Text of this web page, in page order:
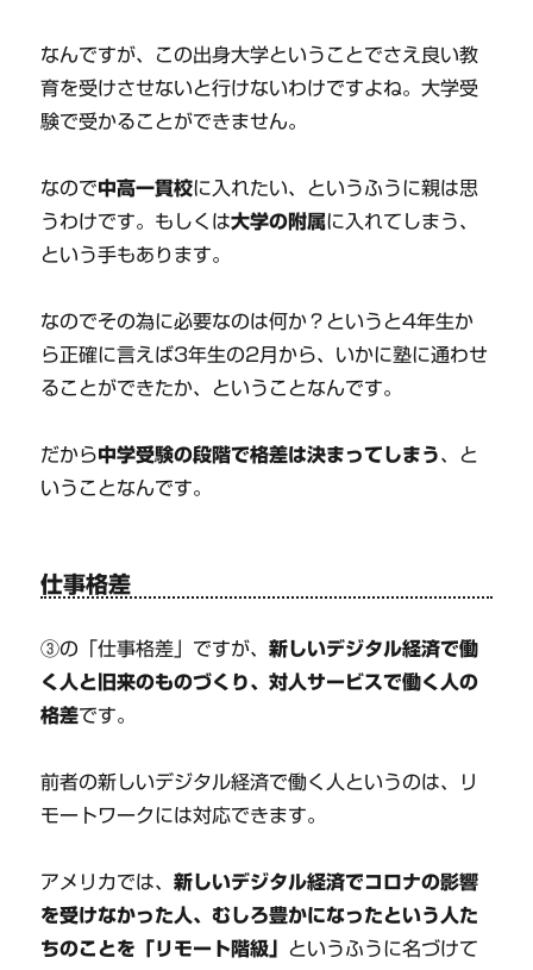
なんですが、この出身大学ということでさえ良い教
育を受けさせないと行けないわけですよね。大学受
験で受かることができません。
なので中高一貫校に入れたい、というふうに親は思
うわけです。もしくは大学の附属に入れてしまう、
という手もあります。
なのでその為に必要なのは何か？というと4年生か
ら正確に言えば3年生の2月から、いかに塾に通わせ
ることができたか、ということなんです。
だから中学受験の段階で格差は決まってしまう、と
いうことなんです。
仕事格差
③の「仕事格差」ですが、新しいデジタル経済で働
く人と旧来のものづくり、対人サービスで働く人の
格差です。
前者の新しいデジタル経済で働く人というのは、リ
モートワークには対応できます。
アメリカでは、新しいデジタル経済でコロナの影響
を受けなかった人、むしろ豊かになったという人た
ちのことを「リモート階級」 というふうに名づけて